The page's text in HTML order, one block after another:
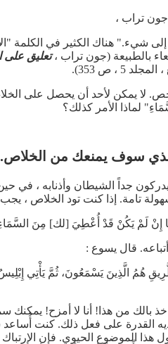
جون تراب ،
إلى شيء." هناك الكثير في الكلمة
بالطبيعة (جون تراب ،تعليق على
لا يمكن لأحد أن يحصل على
لماذا الأمر كذلك؟
الذي سوف يمنعك من الخلاص.
جداً الشيطان وأذنابه ، في
تامة. إذا كنت تود الخلاص ،
إِنْ لَمْ يَكُنْ قَدْ أُعْطِيَ [لك] مِنَ
قال يسوع :
هُمُ الَّذِينَ يَسْمَعُونَ، ثُمَّ يَأْتِي
خذ بالك من هذا! أنا لا أمزح!
الشيطان لديه القدرة على فعل ذلك.
الموضوع الحيوي. فإن